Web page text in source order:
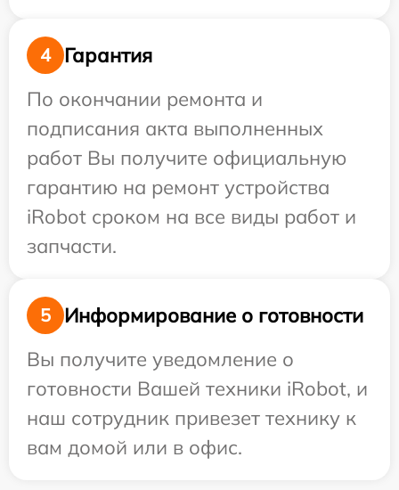
4
Гарантия
По окончании ремонта и
подписания акта выполненных
работ Вы получите официальную
гарантию на ремонт устройства
iRobot сроком на все виды работ и
запчасти.
5
Информирование о готовности
Вы получите уведомление о
готовности Вашей техники iRobot, и
наш сотрудник привезет технику к
вам домой или в офис.